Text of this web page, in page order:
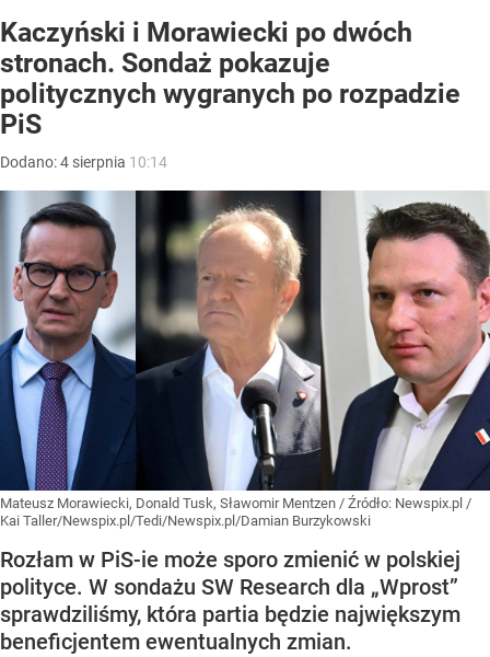
Kaczyński i Morawiecki po dwóch
stronach. Sondaż pokazuje
politycznych wygranych po rozpadzie
PiS
Dodano:4 sierpnia 10:14
Mateusz Morawiecki, Donald Tusk, Sławomir Mentzen / Źródło: Newspix.pl /
Kai Taller/Newspix.pl/Tedi/Newspix.pl/Damian Burzykowski
Rozłam w PiS-ie może sporo zmienić w polskiej
polityce. W sondażu SW Research dla „Wprost”
sprawdziliśmy, która partia będzie największym
beneficjentem ewentualnych zmian.